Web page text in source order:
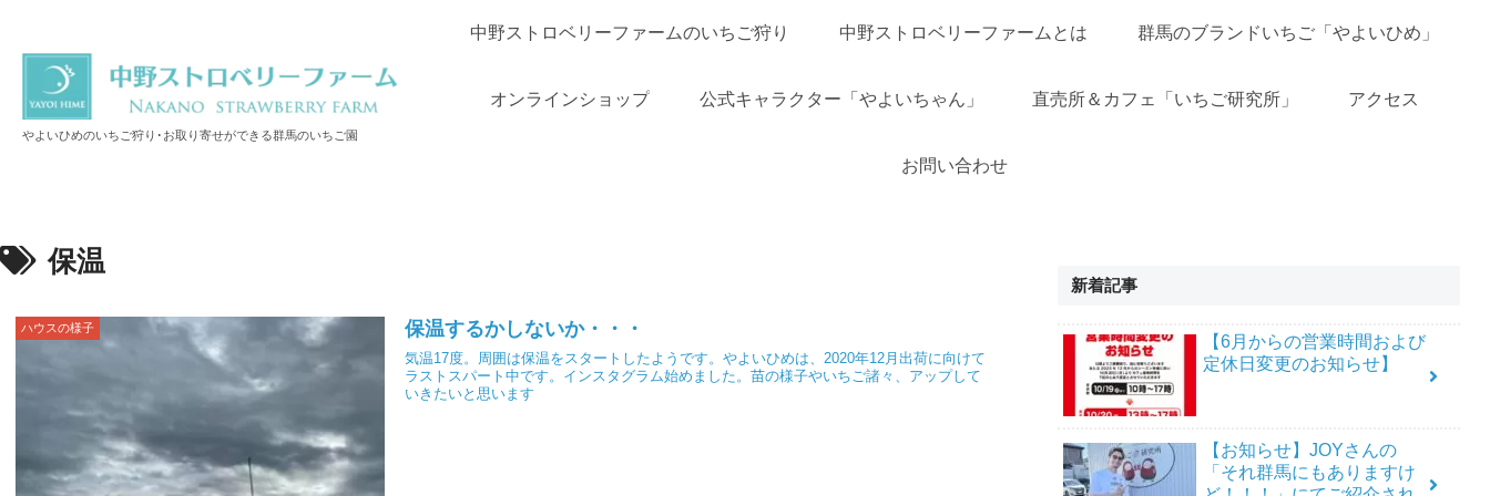
やよいひめのいちご狩り･お取り寄せができる群馬のいちご園
中野ストロベリーファームのいちご狩り 中野ストロベリーファームとは 群馬のブランドいちご「やよいひめ」
オンラインショップ 公式キャラクター「やよいちゃん」 直売所＆カフェ「いちご研究所」 アクセス
お問い合わせ
保温
ハウスの様子 保温するかしないか・・・
気温17度。周囲は保温をスタートしたようです。やよいひめは、2020年12月出荷に向けて
ラストスパート中です。インスタグラム始めました。苗の様子やいちご諸々、アップして
いきたいと思います
新着記事
【6月からの営業時間および
定休日変更のお知らせ】
【お知らせ】JOYさんの
「それ群馬にもありますけ